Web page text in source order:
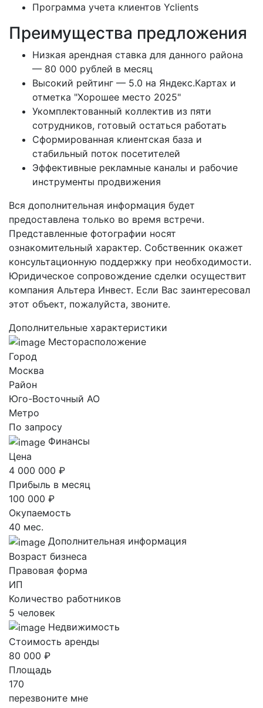
Программа учета клиентов Yclients
Преимущества предложения
Низкая арендная ставка для данного района
— 80 000 рублей в месяц
Высокий рейтинг — 5.0 на Яндекс.Картах и
отметка "Хорошее место 2025"
Укомплектованный коллектив из пяти
сотрудников, готовый остаться работать
Сформированная клиентская база и
стабильный поток посетителей
Эффективные рекламные каналы и рабочие
инструменты продвижения
Вся дополнительная информация будет
предоставлена только во время встречи.
Представленные фотографии носят
ознакомительный характер. Собственник окажет
консультационную поддержку при необходимости.
Юридическое сопровождение сделки осуществит
компания Альтера Инвест. Если Вас заинтересовал
этот объект, пожалуйста, звоните.
Дополнительные характеристики
Месторасположение
Город
Москва
Район
Юго-Восточный AO
Метро
По запросу
Финансы
Цена
4 000 000 ₽
Прибыль в месяц
100 000 ₽
Окупаемость
40 мес.
Дополнительная информация
Возраст бизнеса
Правовая форма
ИП
Количество работников
5 человек
Недвижимость
Стоимость аренды
80 000 ₽
Площадь
170
перезвоните мне